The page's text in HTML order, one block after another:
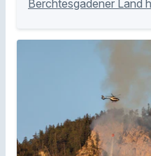
Berchtesgadener Land